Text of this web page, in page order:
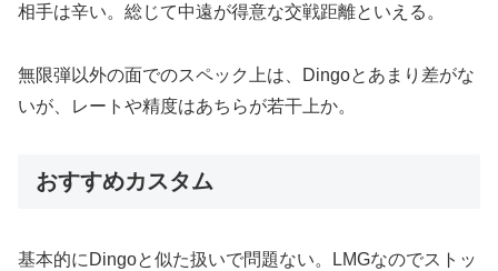
相手は辛い。総じて中遠が得意な交戦距離といえる。
無限弾以外の面でのスペック上は、Dingoとあまり差がな
いが、レートや精度はあちらが若干上か。
おすすめカスタム
基本的にDingoと似た扱いで問題ない。LMGなのでストッ